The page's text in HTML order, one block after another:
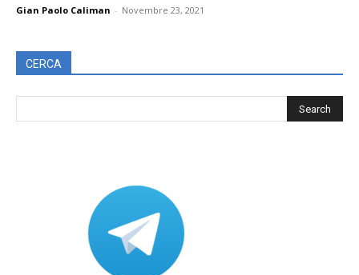
Gian Paolo Caliman - Novembre 23, 2021
CERCA